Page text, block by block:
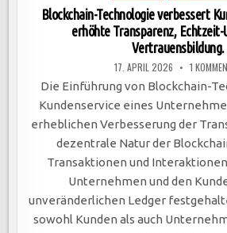
in
Blockchain-Technologie verbessert
erhöhte Transparenz, Echtzeit-
Vertrauensbildung.
17. APRIL 2026 1
Die Einführung von Blockchain-
Kundenservice eines
erheblichen Verbesserung der
dezentrale Natur der
Transaktionen und
Unternehmen und den
unveränderlichen Ledger
sowohl Kunden als auch